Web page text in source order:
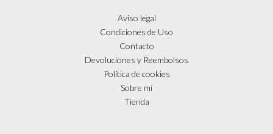
Aviso legal
Condiciones de Uso
Contacto
Devoluciones y Reembolsos
Política de cookies
Sobre mí
Tienda